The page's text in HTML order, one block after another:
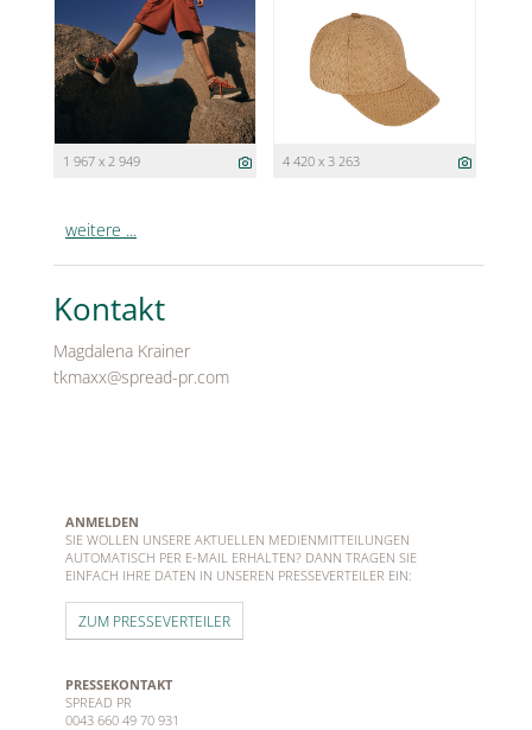
1 967 x 2 949 4 420 x 3 263
weitere ...
Kontakt
Magdalena Krainer
tkmaxx@spread-pr.com
ANMELDEN
SIE WOLLEN UNSERE AKTUELLEN MEDIENMITTEILUNGEN
AUTOMATISCH PER E-MAIL ERHALTEN? DANN TRAGEN SIE
EINFACH IHRE DATEN IN UNSEREN PRESSEVERTEILER EIN:
ZUM PRESSEVERTEILER
PRESSEKONTAKT
SPREAD PR
0043 660 49 70 931